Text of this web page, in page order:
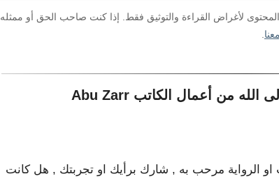
لأغراض القراءة والتوثيق فقط. إذا كنت صاحب الحق أو ممثله
مشاركات القراء حول كتاب ففروا الى الله من أعمال الكاتب Abu Zarr
او الرواية مرحب به , شارك برأيك او تجربتك , هل كانت